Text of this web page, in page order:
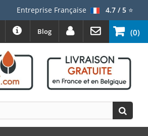
Entreprise Française 4.7 / 5⭐
(0)
Blog